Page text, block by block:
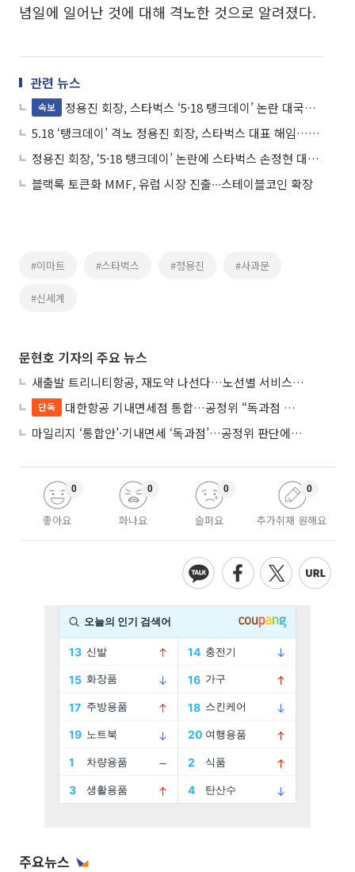
념일에 일어난 것에 대해 격노한 것으로 알려졌다.
관련 뉴스
속보
정용진 회장, 스타벅스 ‘5·18 탱크데이’ 논란 대국민 사과⋯“책임 통감”
5.18 ‘탱크데이’ 격노 정용진 회장, 스타벅스 대표 해임…“일벌백계 본보기”
정용진 회장, ‘5·18 탱크데이’ 논란에 스타벅스 손정현 대표 경질
블랙록 토큰화 MMF, 유럽 시장 진출∙∙∙스테이블코인 확장
#이마트 #스타벅스 #정용진 #사과문
#신세계
문현호 기자의 주요 뉴스
새출발 트리니티항공, 재도약 나선다…노선별 서비스 차별화
단독
대한항공 기내면세점 통합…공정위 “독과점 여부 따진다”
마일리지 ‘통합안’·기내면세 ‘독과점’…공정위 판단에 쏠린 눈
좋아요
0
화나요
0
슬퍼요
0
추가취재 원해요
0
주요뉴스